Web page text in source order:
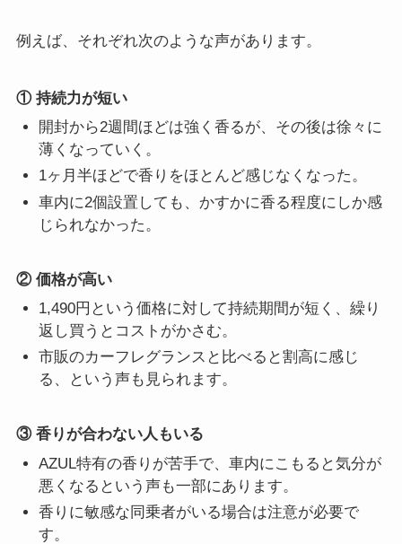
例えば、それぞれ次のような声があります。
① 持続力が短い
開封から2週間ほどは強く香るが、その後は徐々に
薄くなっていく。
1ヶ月半ほどで香りをほとんど感じなくなった。
車内に2個設置しても、かすかに香る程度にしか感
じられなかった。
② 価格が高い
1,490円という価格に対して持続期間が短く、繰り
返し買うとコストがかさむ。
市販のカーフレグランスと比べると割高に感じ
る、という声も見られます。
③ 香りが合わない人もいる
AZUL特有の香りが苦手で、車内にこもると気分が
悪くなるという声も一部にあります。
香りに敏感な同乗者がいる場合は注意が必要で
す。